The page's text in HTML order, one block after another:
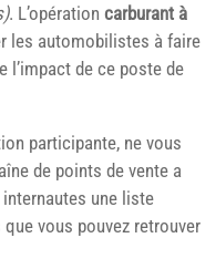
. L’opération carburant à
les automobilistes à faire
l’impact de ce poste de
participante, ne vous
de points de vente a
une liste
vous pouvez retrouver